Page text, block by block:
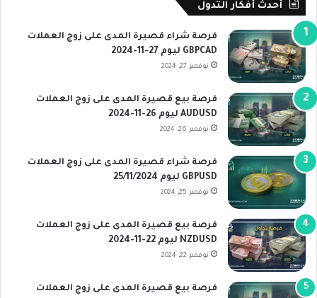
أحدث أفكار التدول
فرصة شراء قصيرة المدى على زوج العملات
GBPCAD ليوم 27-11-2024
نوفمبر 27, 2024
فرصة بيع قصيرة المدى على زوج العملات
AUDUSD ليوم 26-11-2024
نوفمبر 26, 2024
فرصة شراء قصيرة المدى على زوج العملات
GBPUSD ليوم 25/11/2024
نوفمبر 25, 2024
فرصة بيع قصيرة المدى على زوج العملات
NZDUSD ليوم 22-11-2024
نوفمبر 22, 2024
فرصة بيع قصيرة المدى على زوج العملات